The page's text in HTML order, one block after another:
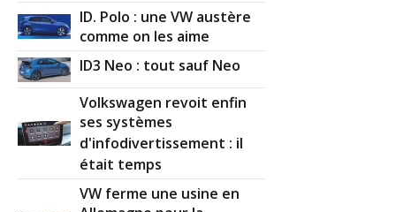
ID. Polo : une VW austère
comme on les aime
ID3 Neo : tout sauf Neo
Volkswagen revoit enfin
ses systèmes
d'infodivertissement : il
était temps
VW ferme une usine en